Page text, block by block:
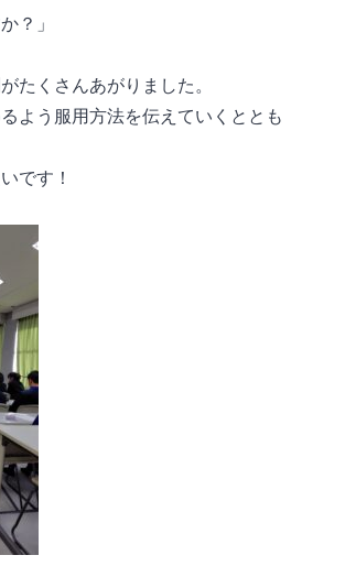
？」
たくさんあがりました。
よう服用方法を伝えていくととも
です！